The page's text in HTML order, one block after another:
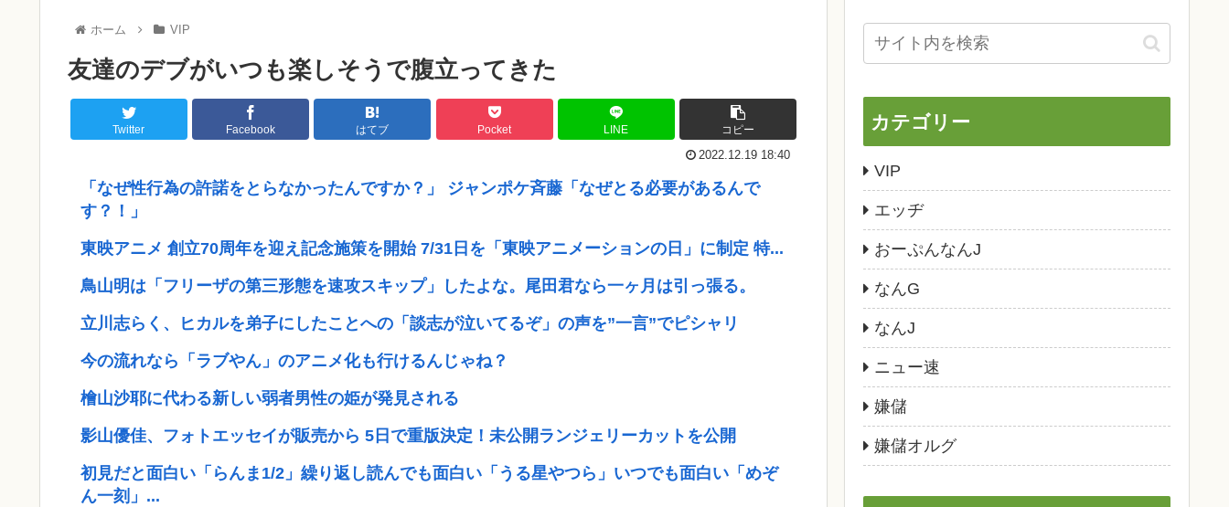
ホーム VIP
友達のデブがいつも楽しそうで腹立ってきた
Twitter Facebook はてブ Pocket LINE コピー
2022.12.19 18:40
「なぜ性行為の許諾をとらなかったんですか？」 ジャンポケ斉藤「なぜとる必要があるんで
す？！」
東映アニメ 創立70周年を迎え記念施策を開始 7/31日を「東映アニメーションの日」に制定 特...
鳥山明は「フリーザの第三形態を速攻スキップ」したよな。尾田君なら一ヶ月は引っ張る。
立川志らく、ヒカルを弟子にしたことへの「談志が泣いてるぞ」の声を”一言”でピシャリ
今の流れなら「ラブやん」のアニメ化も行けるんじゃね？
檜山沙耶に代わる新しい弱者男性の姫が発見される
影山優佳、フォトエッセイが販売から 5日で重版決定！未公開ランジェリーカットを公開
初見だと面白い「らんま1/2」繰り返し読んでも面白い「うる星やつら」いつでも面白い「めぞ
ん一刻」...
カテゴリー
VIP
エッヂ
おーぷんなんJ
なんG
なんJ
ニュー速
嫌儲
嫌儲オルグ